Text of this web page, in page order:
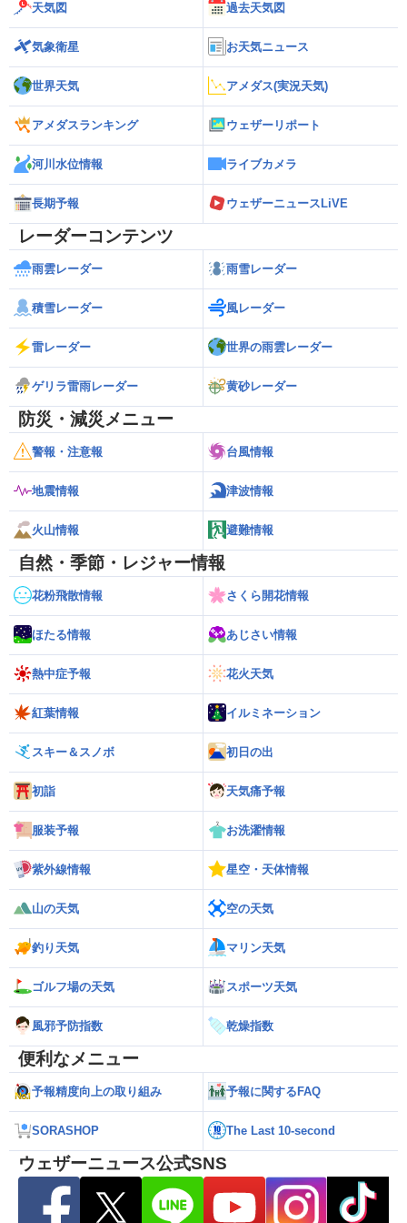
天気図 過去天気図
気象衛星 お天気ニュース
世界天気 アメダス(実況天気)
アメダスランキング ウェザーリポート
河川水位情報 ライブカメラ
長期予報 ウェザーニュースLiVE
レーダーコンテンツ
雨雲レーダー 雨雪レーダー
積雪レーダー 風レーダー
雷レーダー 世界の雨雲レーダー
ゲリラ雷雨レーダー 黄砂レーダー
防災・減災メニュー
警報・注意報 台風情報
地震情報 津波情報
火山情報 避難情報
自然・季節・レジャー情報
花粉飛散情報 さくら開花情報
ほたる情報 あじさい情報
熱中症予報 花火天気
紅葉情報 イルミネーション
スキー＆スノボ 初日の出
初詣 天気痛予報
服装予報 お洗濯情報
紫外線情報 星空・天体情報
山の天気 空の天気
釣り天気 マリン天気
ゴルフ場の天気 スポーツ天気
風邪予防指数 乾燥指数
便利なメニュー
予報精度向上の取り組み 予報に関するFAQ
SORASHOP The Last 10-second
ウェザーニュース公式SNS